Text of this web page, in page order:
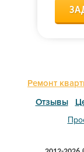
Ремонт
Отзывы